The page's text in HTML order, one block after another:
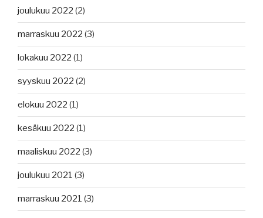
joulukuu 2022 (2)
marraskuu 2022 (3)
lokakuu 2022 (1)
syyskuu 2022 (2)
elokuu 2022 (1)
kesäkuu 2022 (1)
maaliskuu 2022 (3)
joulukuu 2021 (3)
marraskuu 2021 (3)